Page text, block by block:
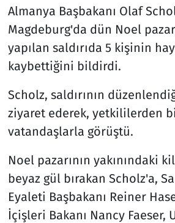
Almanya Başbakanı Olaf
Magdeburg'da dün Noel
yapılan saldırıda 5 kişinin
kaybettiğini bildirdi.
Scholz, saldırının
ziyaret ederek, yetkililerden
vatandaşlarla görüştü.
Noel pazarının yakınındaki
beyaz gül bırakan Scholz'a,
Eyaleti Başbakanı Reiner
İçişleri Bakanı Nancy Faeser,
Teknoloji ve Bilim
Televizyon